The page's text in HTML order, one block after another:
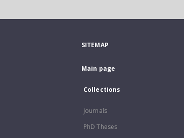
SITEMAP
Main page
Collections
Journals
PhD Theses